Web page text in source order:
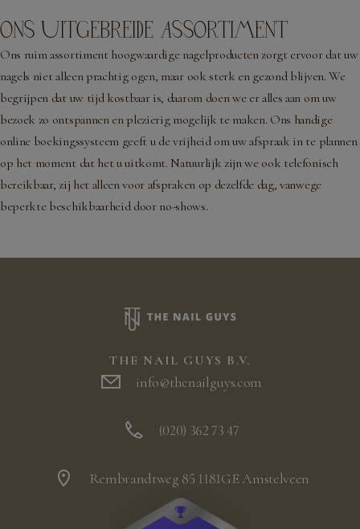
ONS UITGEBREIDE ASSORTIMENT
Ons ruim assortiment hoogwaardige nagelproducten zorgt ervoor dat uw
nagels niet alleen prachtig ogen, maar ook sterk en gezond blijven. We
begrijpen dat uw tijd kostbaar is, daarom doen we er alles aan om uw
bezoek zo ontspannen en plezierig mogelijk te maken. Ons handige
online boekingssysteem geeft u de vrijheid om uw afspraak in te plannen
op het moment dat het u uitkomt. Natuurlijk zijn we ook telefonisch
bereikbaar, zij het alleen voor afspraken op dezelfde dag, vanwege
beperkte beschikbaarheid door no-shows.
THE NAIL GUYS B.V.
info@thenailguys.com
(020) 362 73 47
Rembrandtweg 85 1181GE Amstelveen